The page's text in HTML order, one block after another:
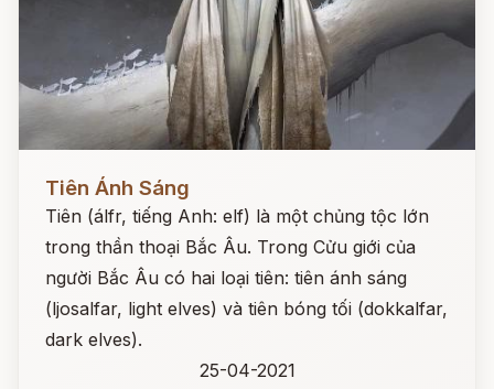
Tiên Ánh Sáng
Tiên (álfr, tiếng Anh: elf) là một chủng tộc lớn
trong thần thoại Bắc Âu. Trong Cửu giới của
người Bắc Âu có hai loại tiên: tiên ánh sáng
(ljosalfar, light elves) và tiên bóng tối (dokkalfar,
dark elves).
25-04-2021